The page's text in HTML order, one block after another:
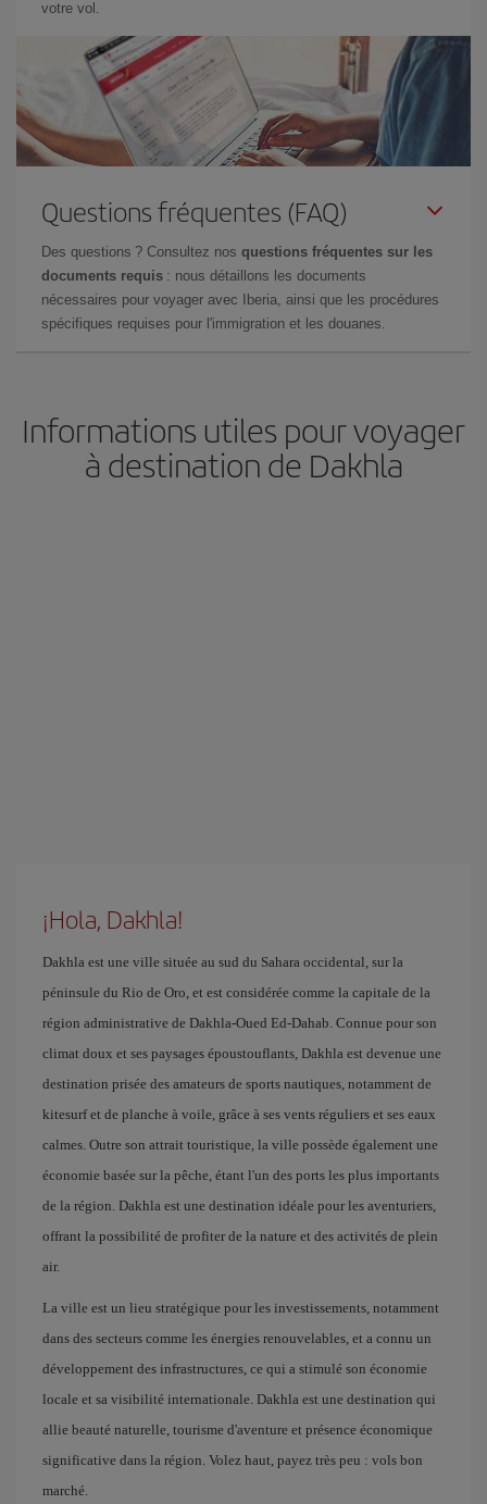
votre vol.
Questions fréquentes (FAQ)
Des questions ? Consultez nos questions fréquentes sur les
documents requis : nous détaillons les documents
nécessaires pour voyager avec Iberia, ainsi que les procédures
spécifiques requises pour l'immigration et les douanes.
Informations utiles pour voyager
à destination de Dakhla
¡Hola, Dakhla!
Dakhla est une ville située au sud du Sahara occidental, sur la
péninsule du Rio de Oro, et est considérée comme la capitale de la
région administrative de Dakhla-Oued Ed-Dahab. Connue pour son
climat doux et ses paysages époustouflants, Dakhla est devenue une
destination prisée des amateurs de sports nautiques, notamment de
kitesurf et de planche à voile, grâce à ses vents réguliers et ses eaux
calmes. Outre son attrait touristique, la ville possède également une
économie basée sur la pêche, étant l'un des ports les plus importants
de la région. Dakhla est une destination idéale pour les aventuriers,
offrant la possibilité de profiter de la nature et des activités de plein
air.
La ville est un lieu stratégique pour les investissements, notamment
dans des secteurs comme les énergies renouvelables, et a connu un
développement des infrastructures, ce qui a stimulé son économie
locale et sa visibilité internationale. Dakhla est une destination qui
allie beauté naturelle, tourisme d'aventure et présence économique
significative dans la région. Volez haut, payez très peu : vols bon
marché.